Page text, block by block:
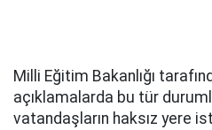
Milli Eğitim Bakanlığı
açıklamalarda bu tür
vatandaşların haksız yere